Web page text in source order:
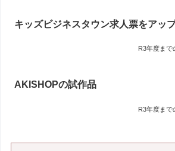
キッズビジネスタウン求人票をアッ
R3年度まで
AKISHOPの試作品
R3年度まで